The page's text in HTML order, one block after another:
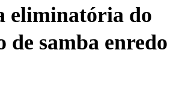
eliminatória do
de samba enredo